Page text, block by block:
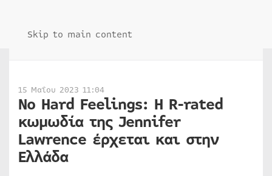
Skip to main content
15 Μαΐου 2023 11:04
No Hard Feelings: Η R-rated
κωμωδία της Jennifer
Lawrence έρχεται και στην
Ελλάδα